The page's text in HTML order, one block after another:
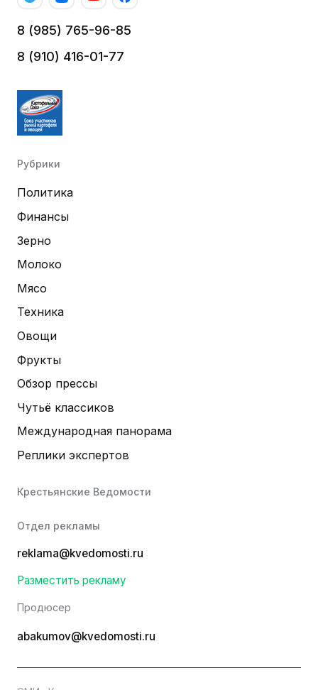
8 (985) 765-96-85
8 (910) 416-01-77
Рубрики
Политика
Финансы
Зерно
Молоко
Мясо
Техника
Овощи
Фрукты
Обзор прессы
Чутьё классиков
Международная панорама
Реплики экспертов
Крестьянские Ведомости
Отдел рекламы
reklama@kvedomosti.ru
Разместить рекламу
Продюсер
abakumov@kvedomosti.ru